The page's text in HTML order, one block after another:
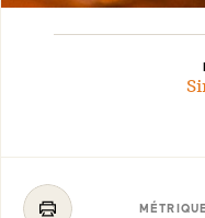
MÉTRIQUE